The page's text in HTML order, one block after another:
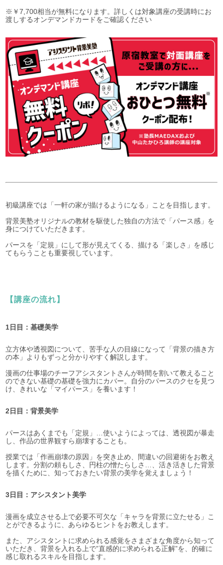
※￥7,700相当が無料になります。詳しくは対象講座の受講時にお
渡しするオンデマンドカードをご確認ください
初級講座では「一軒の家が描けるようになる」ことを目指します。
背景美塾オリジナルの教材を駆使した独自の方法で「パース感」を
身につけていただきます。
パースを「定規」にして形が見えてくる、描ける「楽しさ」を感じ
てもらうことも重要視しています。
【講座の流れ】
1日目：基礎美学
立方体や透視図について、苦手な人の目線になって「背景の描き方
の本」よりもずっと分かりやすく解説します。
漫画の仕事場のチーフアシスタントさんが時間を割いて教えること
のできない基礎の基礎を強力にカバー。自分のパースのクセを見つ
け、きれいな「マイパース」を養います！
2日目：背景美学
パースはあくまでも「定規」…使いようによっては、透視図が暴走
し、作品の世界観すら崩壊することも。
授業では「作画崩壊の原因」を突き止め、間違いの回避術をお教え
します。分割の頼もしさ、円柱の憎たらしさ…、活き活きした背景
を描くために、知っておきたい背景の美学を覚えましょう！
3日目：アシスタント美学
漫画を成立させる上で必要不可欠な「キャラを背景に立たせる」こ
とができるように、あらゆるヒントをお教えします。
また、アシスタントに求められる感覚をさまざまな角度から知って
いただき、背景を入れる上で”直感的に求められる正解”を、的確に
感じ取れるスキルを目指します。